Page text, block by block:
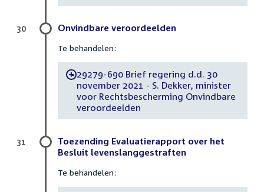
Onvindbare veroordeelden
Te behandelen:
-29279-690 Brief regering d.d. 30
november 2021 - S. Dekker, minister
voor Rechtsbescherming Onvindbare
veroordeelden
30
Toezending Evaluatierapport over het
Besluit levenslanggestraften
Te behandelen:
31